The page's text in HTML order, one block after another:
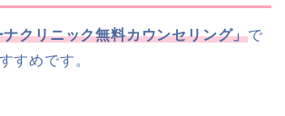
ナクリニック無料カウンセリング」で
すめです。